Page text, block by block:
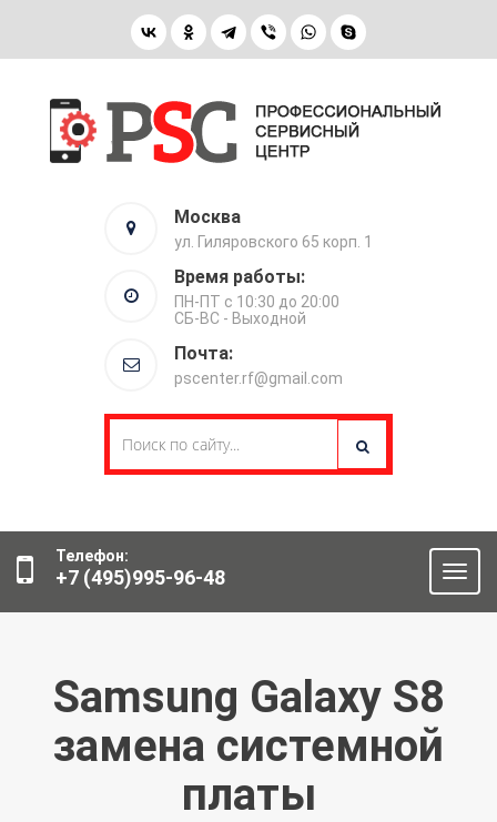
Москва
ул. Гиляровского 65 корп. 1
Время работы:
ПН-ПТ с 10:30 до 20:00
СБ-ВС - Выходной
Почта:
pscenter.rf@gmail.com
Телефон:
+7 (495)995-96-48
Samsung Galaxy S8
замена системной
платы